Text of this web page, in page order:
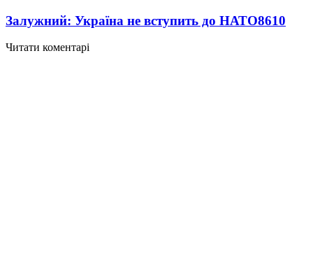
Залужний: Україна не вступить до НАТО8610
Читати коментарі